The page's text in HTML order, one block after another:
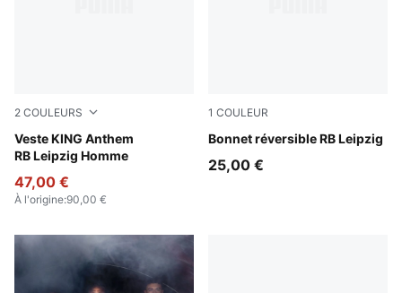
2 COULEURS
Veste KING Anthem
RB Leipzig Homme
PUMA Black-For All Time Red
47,00 €
À l'origine:90,00 €
1 COULEUR
Bonnet réversible RB Leipzig
Dark Crimson-Elektro Blue
25,00 €